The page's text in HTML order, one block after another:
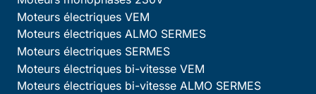
Moteurs électriques VEM
Moteurs électriques ALMO SERMES
Moteurs électriques SERMES
Moteurs électriques bi-vitesse VEM
Moteurs électriques bi-vitesse ALMO SERMES